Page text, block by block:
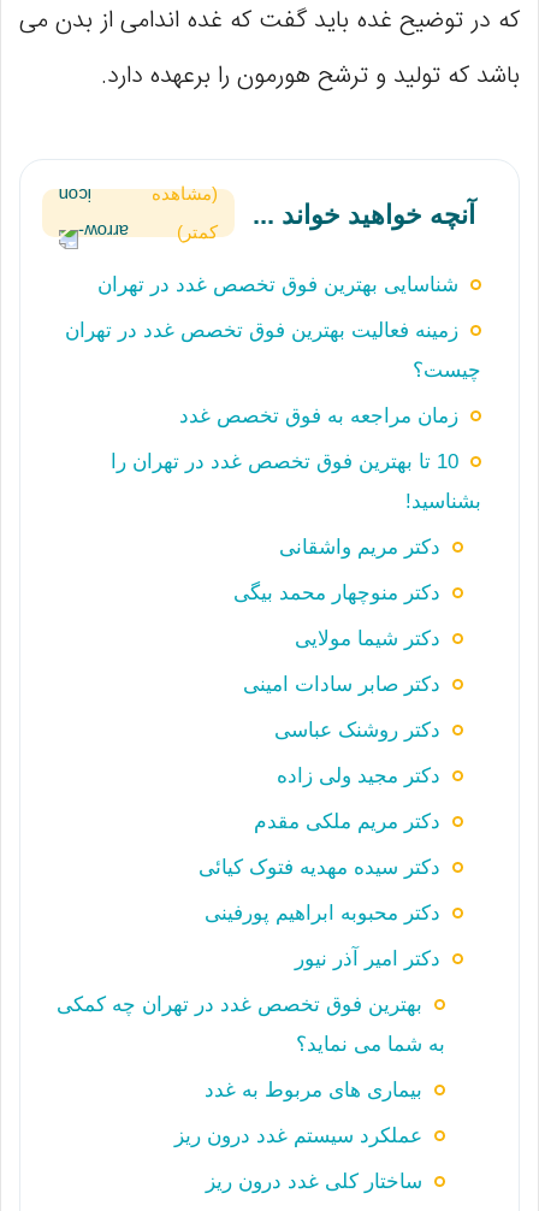
که در توضیح غده باید گفت که غده اندامی از بدن می
باشد که تولید و ترشح هورمون را برعهده دارد.
آنچه خواهید خواند ...
(مشاهده
کمتر)
شناسایی بهترین فوق تخصص غدد در تهران
زمینه فعالیت بهترین فوق تخصص غدد در تهران
چیست؟
زمان مراجعه به فوق تخصص غدد
10 تا بهترین فوق تخصص غدد در تهران را
بشناسید!
دکتر مریم واشقانی
دکتر منوچهار محمد بیگی
دکتر شیما مولایی
دکتر صابر سادات امینی
دکتر روشنک عباسی
دکتر مجید ولی زاده
دکتر مریم ملکی مقدم
دکتر سیده مهدیه فتوک کیائی
دکتر محبوبه ابراهیم پورفینی
دکتر امیر آذر نیور
بهترین فوق تخصص غدد در تهران چه کمکی
به شما می نماید؟
بیماری های مربوط به غدد
عملکرد سیستم غدد درون ریز
ساختار کلی غدد درون ریز